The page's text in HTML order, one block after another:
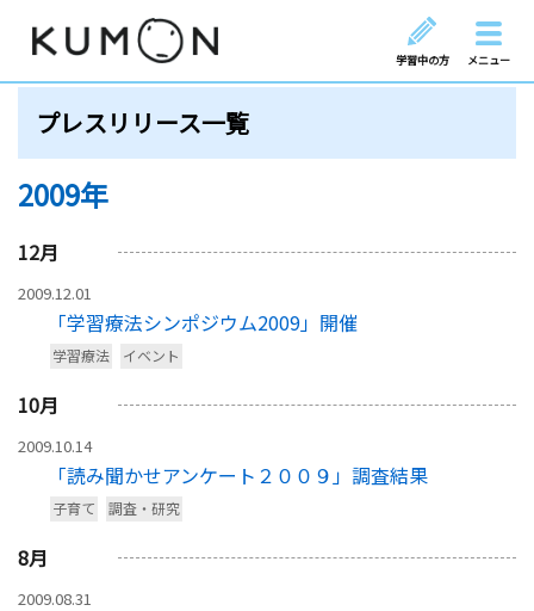
学習中の方 メニュー
プレスリリース一覧
2009年
12月
2009.12.01
「学習療法シンポジウム2009」開催
学習療法 イベント
10月
2009.10.14
「読み聞かせアンケート２００９」調査結果
子育て 調査・研究
8月
2009.08.31